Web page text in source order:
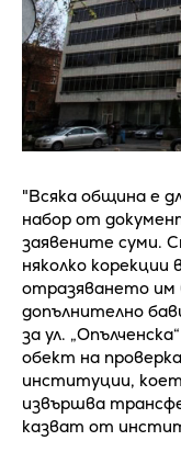
"Всяка община е
набор от
заявените суми.
няколко
отразяването им
допълнително
за ул.
обект на
институции,
извършва
казват от